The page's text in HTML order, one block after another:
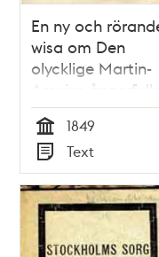
En ny och
wisa om Den
olycklige Martin-
Arosins ångerfulla
bekännelse
Tid
1849
Typ
Text